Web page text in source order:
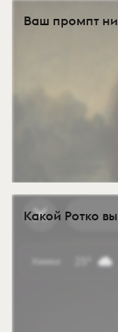
Ваш промпт
Какой Ротко